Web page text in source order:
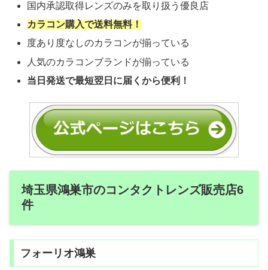
国内承認取得レンズのみを取り扱う優良店
カラコン購入で送料無料！
度あり度なしのカラコンが揃っている
人気のカラコンブランドが揃っている
当日発送で最短翌日に届くから便利！
埼玉県鴻巣市のコンタクトレンズ販売店6
件
フォーリオ鴻巣